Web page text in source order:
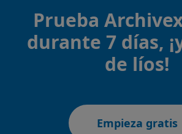
Prueba
durante 7 días,
de líos!
Empieza gratis